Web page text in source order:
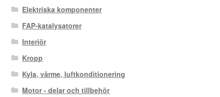
Elektriska komponenter
FAP-katalysatorer
Interiör
Kropp
Kyla, värme, luftkonditionering
Motor - delar och tillbehör